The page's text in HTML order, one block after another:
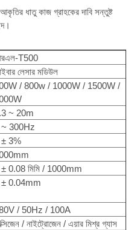
ধাতু কাজ গ্রাহকের দাবি সন্তুষ্ট
T500
লেসার মডিউল
/ 800w / 1000W / 1500W /
~ 20m
~ 300Hz
3%
0.08 মিমি / 1000mm
0.04mm
/ 50Hz / 100A
/ নাইট্রোজেন / এয়ার মিশ্র গ্যাস